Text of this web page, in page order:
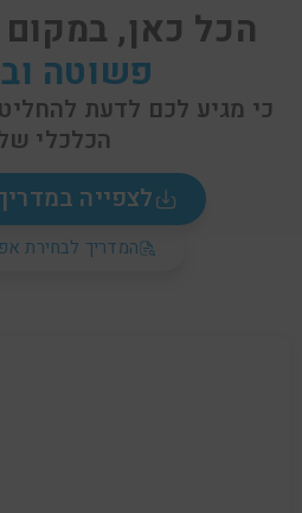
הכל כאן,
פשוטה
כי מגיע לכם לדעת
הכלכלי
לצפייה
המדריך לבחירת